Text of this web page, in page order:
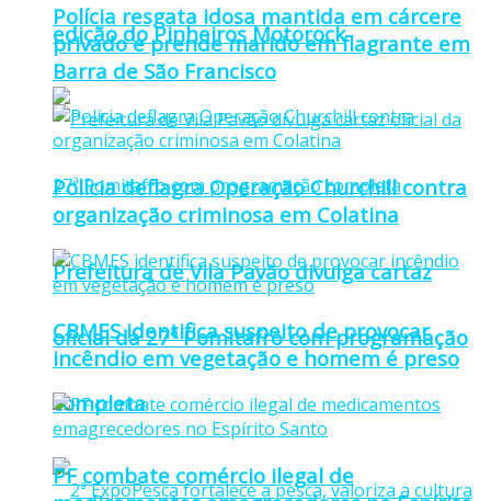
edição do Pinheiros Motorock
Prefeitura de Vila Pavão divulga cartaz
oficial da 27ª Pomitafro com programação
completa
Polícia resgata idosa mantida em cárcere
privado e prende marido em flagrante em
Barra de São Francisco
Polícia deflagra Operação Churchill contra
organização criminosa em Colatina
CBMES identifica suspeito de provocar
incêndio em vegetação e homem é preso
PF combate comércio ilegal de